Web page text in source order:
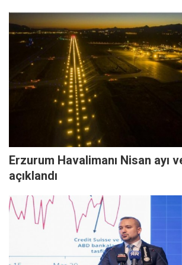
Erzurum Havalimanı Nisan ayı
açıklandı